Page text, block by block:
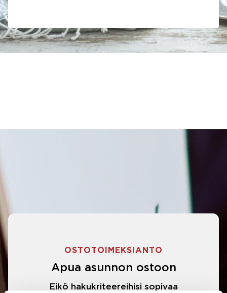
OSTOTOIMEKSIANTO
Apua asunnon ostoon
Eikö hakukriteereihisi sopivaa